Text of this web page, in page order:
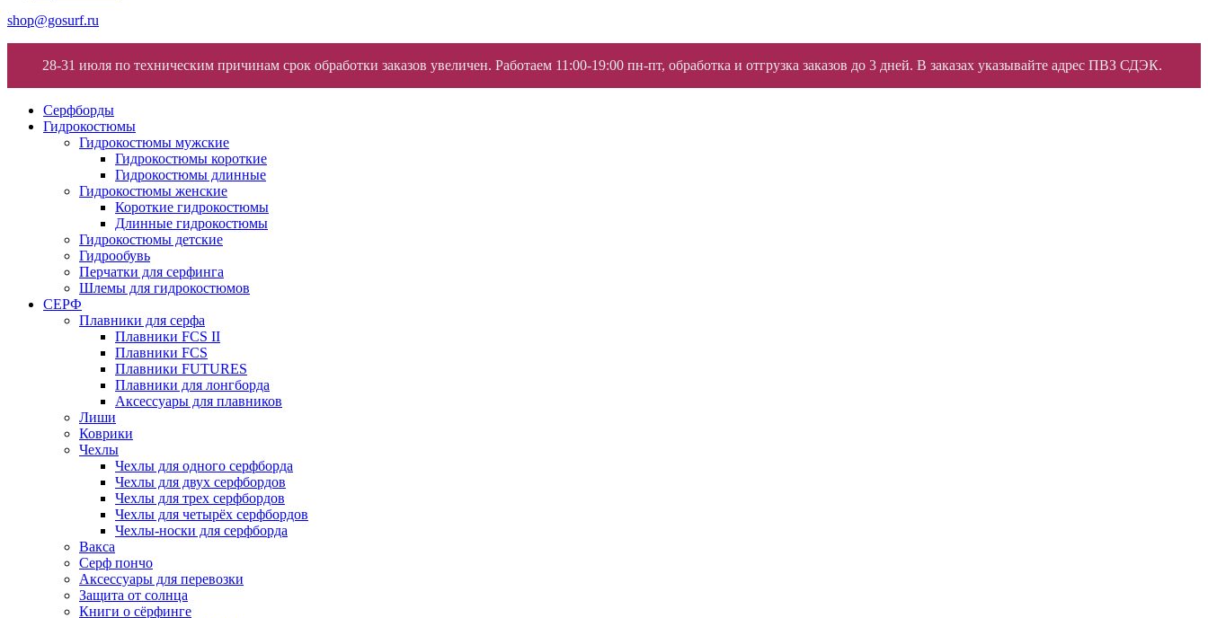
shop@gosurf.ru
28-31 июля по техническим причинам срок обработки заказов увеличен. Работаем 11:00-19:00 пн-пт, обработка и отгрузка заказов до 3 дней. В заказах указывайте адрес ПВЗ СДЭК.
Серфборды
Гидрокостюмы
Гидрокостюмы мужские
Гидрокостюмы короткие
Гидрокостюмы длинные
Гидрокостюмы женские
Короткие гидрокостюмы
Длинные гидрокостюмы
Гидрокостюмы детские
Гидрообувь
Перчатки для серфинга
Шлемы для гидрокостюмов
СЕРФ
Плавники для серфа
Плавники FCS II
Плавники FCS
Плавники FUTURES
Плавники для лонгборда
Аксессуары для плавников
Лиши
Коврики
Чехлы
Чехлы для одного серфборда
Чехлы для двух серфбордов
Чехлы для трех серфбордов
Чехлы для четырёх серфбордов
Чехлы-носки для серфборда
Вакса
Серф пончо
Аксессуары для перевозки
Защита от солнца
Книги о сёрфинге